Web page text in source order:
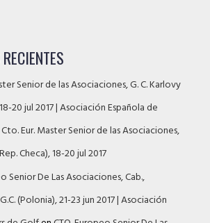
Senior de las Asociaciones, G. C. Karlovy
20 jul 2017 | Asociación Española de
Cto. Eur. Master Senior de las Asociaciones,
Checa), 18-20 jul 2017
Senior De Las Asociaciones, Cab.,
(Polonia), 21-23 jun 2017 | Asociación